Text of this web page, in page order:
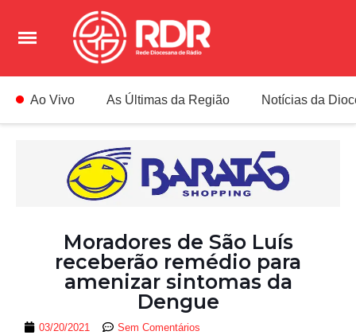
Ao Vivo As Últimas da Região Notícias da
Moradores de São Luís
receberão remédio para
amenizar sintomas da
Dengue
03/20/2021 Sem Comentários